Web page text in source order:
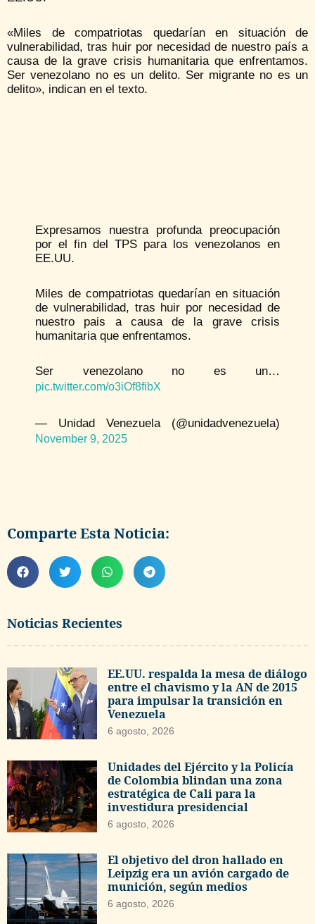
Noticias Recientes
EE.UU. respalda la mesa de diálogo
entre el chavismo y la AN de 2015
para impulsar la transición en
Venezuela
6 agosto, 2026
Unidades del Ejército y la Policía
de Colombia blindan una zona
estratégica de Cali para la
investidura presidencial
6 agosto, 2026
El objetivo del dron hallado en
Leipzig era un avión cargado de
munición, según medios
6 agosto, 2026
«Miles de compatriotas quedarían en situación de
vulnerabilidad, tras huir por necesidad de nuestro país a
causa de la grave crisis humanitaria que enfrentamos.
Ser venezolano no es un delito. Ser migrante no es un
delito», indican en el texto.
Expresamos nuestra profunda preocupación
por el fin del TPS para los venezolanos en
EE.UU.
Miles de compatriotas quedarían en situación
de vulnerabilidad, tras huir por necesidad de
nuestro pais a causa de la grave crisis
humanitaria que enfrentamos.
Ser venezolano no es un…
pic.twitter.com/o3iOf8fibX
— Unidad Venezuela (@unidadvenezuela)
November 9, 2025
Comparte Esta Noticia: